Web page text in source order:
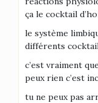
ça le cocktail
le système
différents
c’est vraiment
peux rien c’est
tu ne peux pas